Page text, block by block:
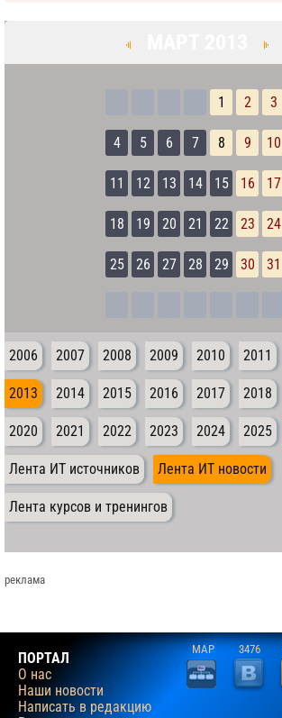
1 2 3
4 5 6 7 8 9 10
11 12 13 14 15 16 17
18 19 20 21 22 23 24
25 26 27 28 29 30 31
2006 2007 2008 2009 2010 2011
2013 2014 2015 2016 2017 2018
2020 2021 2022 2023 2024 2025
Лента ИТ источников Лента ИТ новости
Лента курсов и тренингов
реклама
ПОРТАЛ
О нас
Наши новости
Написать в редакцию
MAP 3476